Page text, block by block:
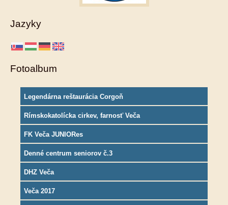
Jazyky
Fotoalbum
Legendárna reštaurácia Corgoň
Rímskokatolícka cirkev, farnosť Veča
FK Veča JUNIORes
Denné centrum seniorov č.3
DHZ Veča
Veča 2017